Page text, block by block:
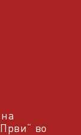
во